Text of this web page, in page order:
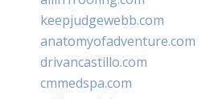
keepjudgewebb.com
anatomyofadventure.com
drivancastillo.com
cmmedspa.com